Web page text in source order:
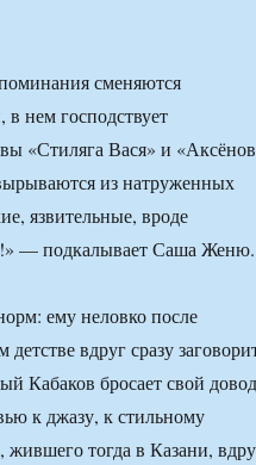
сменяются
нем господствует
«Стиляга Вася» и
из натруженных
язвительные, вроде
— подкалывает Саша Женю.
ему неловко после
вдруг сразу
Кабаков бросает свой
к джазу, к стильному
жившего тогда в Казани,